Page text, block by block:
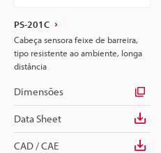
PS-201C
Cabeça sensora feixe de barreira,
tipo resistente ao ambiente, longa
distância
Dimensões
Data Sheet
CAD / CAE